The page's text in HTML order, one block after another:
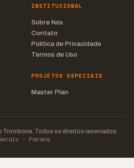
INSTITUCIONAL
Sobre Nós
Contato
Política de Privacidade
Termos de Uso
PROJETOS ESPECIAIS
Master Plan
Trombone. Todos os direitos reservados.
· Paraná